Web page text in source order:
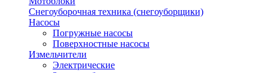
Снегоуборочная техника (снегоуборщики)
Насосы
Погружные насосы
Поверхностные насосы
Измельчители
Электрические